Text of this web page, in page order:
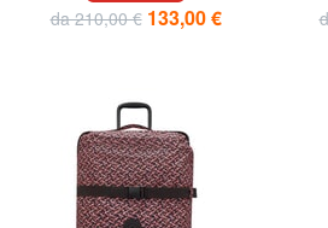
da 210,00 € 133,00 €